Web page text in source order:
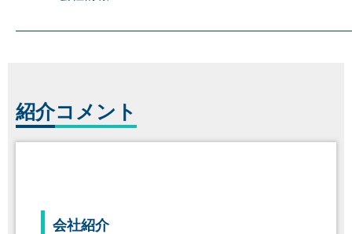
紹介コメント
会社紹介